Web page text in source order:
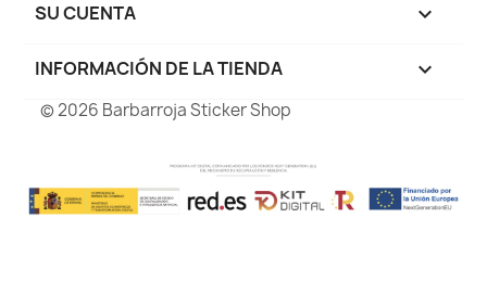
SU CUENTA 
INFORMACIÓN DE LA TIENDA keyboard_arrow_down
© 2026 Barbarroja Sticker Shop